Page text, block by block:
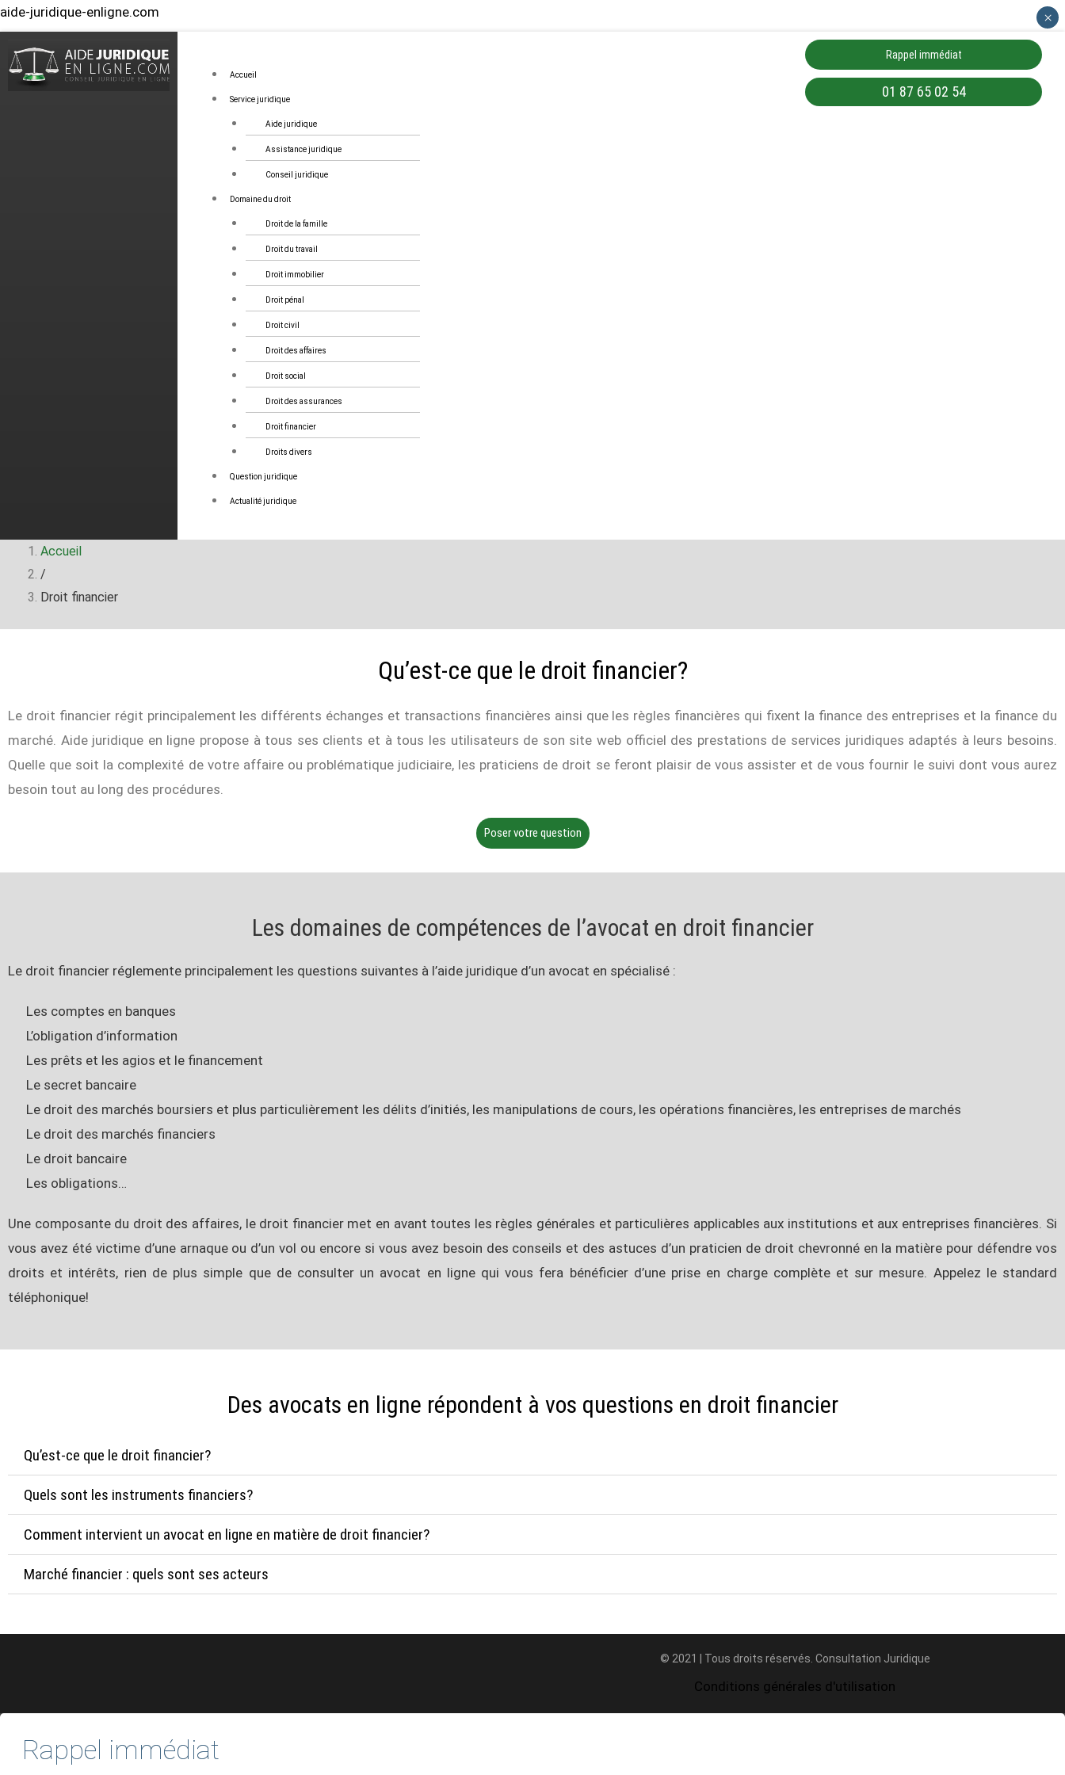
aide-juridique-enligne.com
Accueil
Service juridique
Aide juridique
Assistance juridique
Conseil juridique
Domaine du droit
Droit de la famille
Droit du travail
Droit immobilier
Droit pénal
Droit civil
Droit des affaires
Droit social
Droit des assurances
Droit financier
Droits divers
Question juridique
Actualité juridique
Rappel immédiat
01 87 65 02 54
Accueil
/
Droit financier
Qu’est-ce que le droit financier?
Le droit financier régit principalement les différents échanges et transactions financières ainsi que les règles financières qui fixent la finance des entreprises et la finance du
marché. Aide juridique en ligne propose à tous ses clients et à tous les utilisateurs de son site web officiel des prestations de services juridiques adaptés à leurs besoins.
Quelle que soit la complexité de votre affaire ou problématique judiciaire, les praticiens de droit se feront plaisir de vous assister et de vous fournir le suivi dont vous aurez
besoin tout au long des procédures.
Poser votre question
Les domaines de compétences de l’avocat en droit financier
Le droit financier réglemente principalement les questions suivantes à l’aide juridique d’un avocat en spécialisé :
Les comptes en banques
L’obligation d’information
Les prêts et les agios et le financement
Le secret bancaire
Le droit des marchés boursiers et plus particulièrement les délits d’initiés, les manipulations de cours, les opérations financières, les entreprises de marchés
Le droit des marchés financiers
Le droit bancaire
Les obligations…
Une composante du droit des affaires, le droit financier met en avant toutes les règles générales et particulières applicables aux institutions et aux entreprises financières. Si
vous avez été victime d’une arnaque ou d’un vol ou encore si vous avez besoin des conseils et des astuces d’un praticien de droit chevronné en la matière pour défendre vos
droits et intérêts, rien de plus simple que de consulter un avocat en ligne qui vous fera bénéficier d’une prise en charge complète et sur mesure. Appelez le standard
téléphonique!
Des avocats en ligne répondent à vos questions en droit financier
Qu’est-ce que le droit financier?
Quels sont les instruments financiers?
Comment intervient un avocat en ligne en matière de droit financier?
Marché financier : quels sont ses acteurs
a
c
w i
l
© 2021 | Tous droits réservés. Consultation Juridique
Conditions générales d'utilisation
Rappel immédiat
×